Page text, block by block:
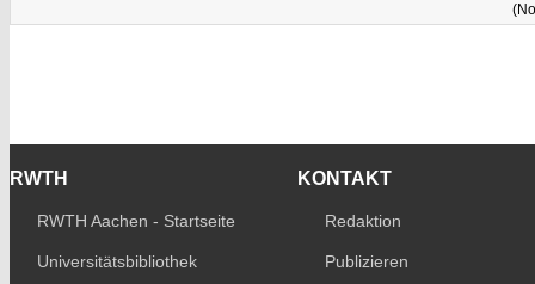
RWTH
RWTH Aachen - Startseite
Universitätsbibliothek
KONTAKT
Redaktion
Publizieren